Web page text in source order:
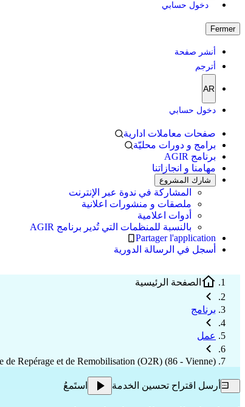
دخول حسابي
Fermer
أنشر صفحة
أترجم
AR
دخول حسابي
صفحات معاملات ادارية
برامج و دورات محليّة
برنامج AGIR
مهامنا و انجازاتنا
شارك المشروع
المشاركة في ندوة عبر الإنترنت
ملصقات و منشورات اعلانية
أدوات اعلامية
بالنسبة للمنظمات التي تُدير برنامج AGIR
Partager l'application
أسجل في الرسالة الدورية
الصفحة الرئيسية
برنامج
عمل
de Repérage et de Remobilisation (O2R) (86 - Vienne)
أرسل اقتراح تحسين الخدمة استَمعُ